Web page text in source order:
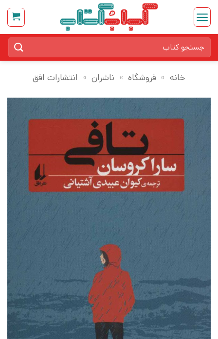
Skip
content
برای:
خانه » فروشگاه » ناشران » انتشارات افق